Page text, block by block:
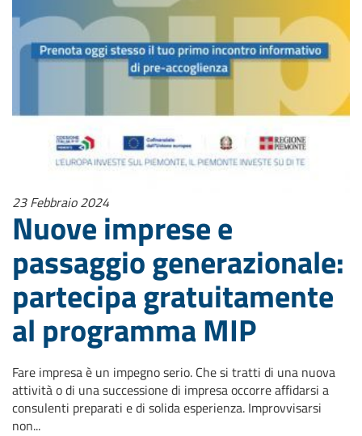
23 Febbraio 2024
Nuove imprese e
passaggio generazionale:
partecipa gratuitamente
al programma MIP
Fare impresa è un impegno serio. Che si tratti di una nuova
attività o di una successione di impresa occorre affidarsi a
consulenti preparati e di solida esperienza. Improvvisarsi
non...